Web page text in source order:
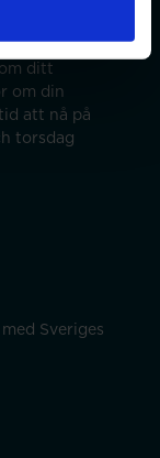
ditt
om din
att nå på
torsdag
Sveriges